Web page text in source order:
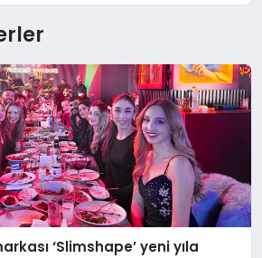
‘Slimshape’ yeni yıla